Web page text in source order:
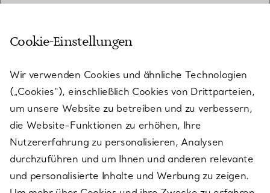
KUNDENSERVICE
SERVICES
ÜBER TIFFANY & CO.
Cookie-Einstellungen
Wir verwenden Cookies und ähnliche Technologien
(„Cookies“), einschließlich Cookies von Drittparteien,
um unsere Website zu betreiben und zu verbessern,
die Website-Funktionen zu erhöhen, Ihre
Nutzererfahrung zu personalisieren, Analysen
durchzuführen und um Ihnen und anderen relevante
und personalisierte Inhalte und Werbung zu zeigen.